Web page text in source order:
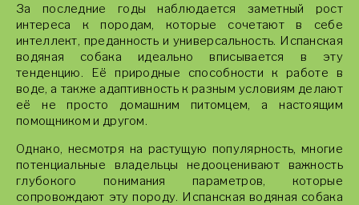
За последние годы наблюдается заметный рост
интереса к породам, которые сочетают в себе
интеллект, преданность и универсальность. Испанская
водяная собака идеально вписывается в эту
тенденцию. Её природные способности к работе в
воде, а также адаптивность к разным условиям делают
её не просто домашним питомцем, а настоящим
помощником и другом.
Однако, несмотря на растущую популярность, многие
потенциальные владельцы недооценивают важность
глубокого понимания параметров, которые
сопровождают эту породу. Испанская водяная собака